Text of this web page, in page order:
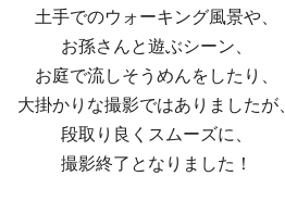
土手でのウォーキング風景や、
お孫さんと遊ぶシーン、
お庭で流しそうめんをしたり、
大掛かりな撮影ではありましたが、
段取り良くスムーズに、
撮影終了となりました！